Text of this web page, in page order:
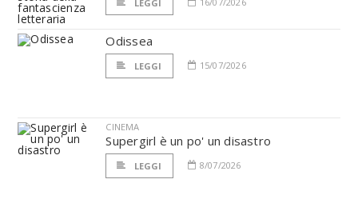
LEGGI
Odissea
LEGGI 15/07/2026
CINEMA
Supergirl è un po' un disastro
LEGGI 8/07/2026